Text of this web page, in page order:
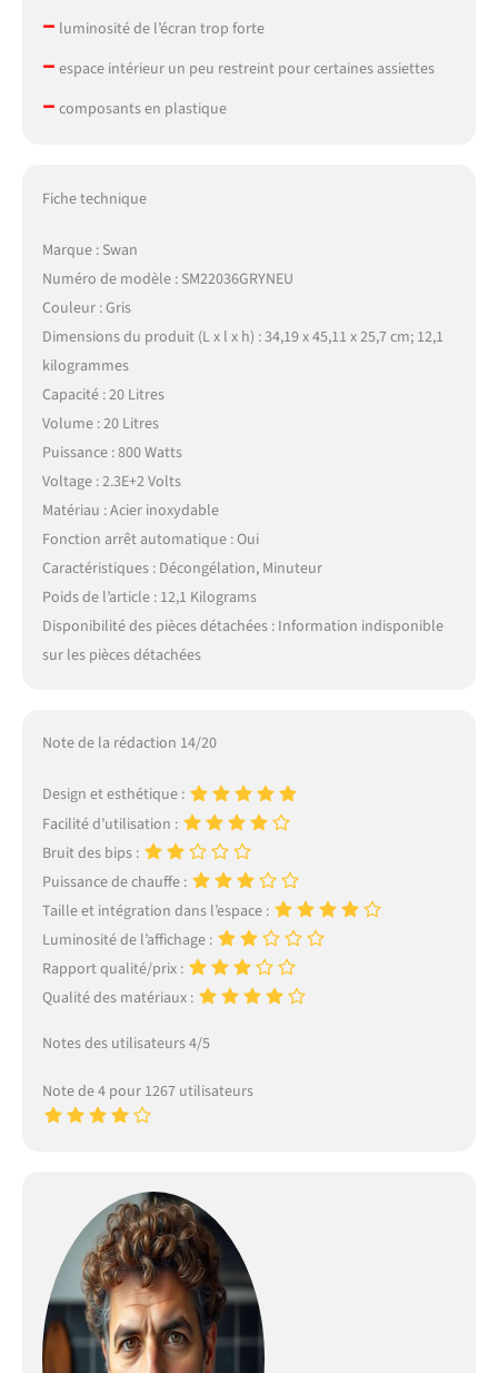
– luminosité de l’écran trop forte
– espace intérieur un peu restreint pour certaines assiettes
– composants en plastique
Fiche technique
Marque : Swan
Numéro de modèle : SM22036GRYNEU
Couleur : Gris
Dimensions du produit (L x l x h) : 34,19 x 45,11 x 25,7 cm; 12,1
kilogrammes
Capacité : 20 Litres
Volume : 20 Litres
Puissance : 800 Watts
Voltage : 2.3E+2 Volts
Matériau : Acier inoxydable
Fonction arrêt automatique : Oui
Caractéristiques : Décongélation, Minuteur
Poids de l’article : 12,1 Kilograms
Disponibilité des pièces détachées : Information indisponible
sur les pièces détachées
Note de la rédaction 14/20
Design et esthétique :
Facilité d’utilisation :
Bruit des bips :
Puissance de chauffe :
Taille et intégration dans l’espace :
Luminosité de l’affichage :
Rapport qualité/prix :
Qualité des matériaux :
Notes des utilisateurs 4/5
Note de 4 pour 1267 utilisateurs